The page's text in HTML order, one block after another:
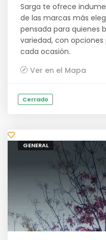
Sarga te ofrece
de las marcas más
pensada para quienes
variedad, con
cada ocasión.
Ver en el Mapa
Cerrado
GENERAL